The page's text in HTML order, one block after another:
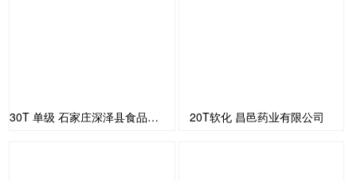
30T 单级 石家庄深泽县食品公司 20T软化 昌邑药业有限公司